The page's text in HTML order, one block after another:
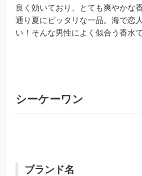
良く効いており、とても爽やかな
通り夏にピッタリな一品。海で恋
い！そんな男性によく似合う香水で
シーケーワン
ブランド名